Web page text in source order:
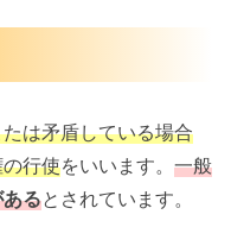
は矛盾している場合
行使をいいます。 一般
るとされています。